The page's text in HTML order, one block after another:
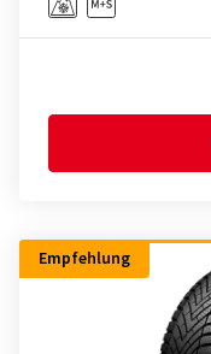
Empfehlung